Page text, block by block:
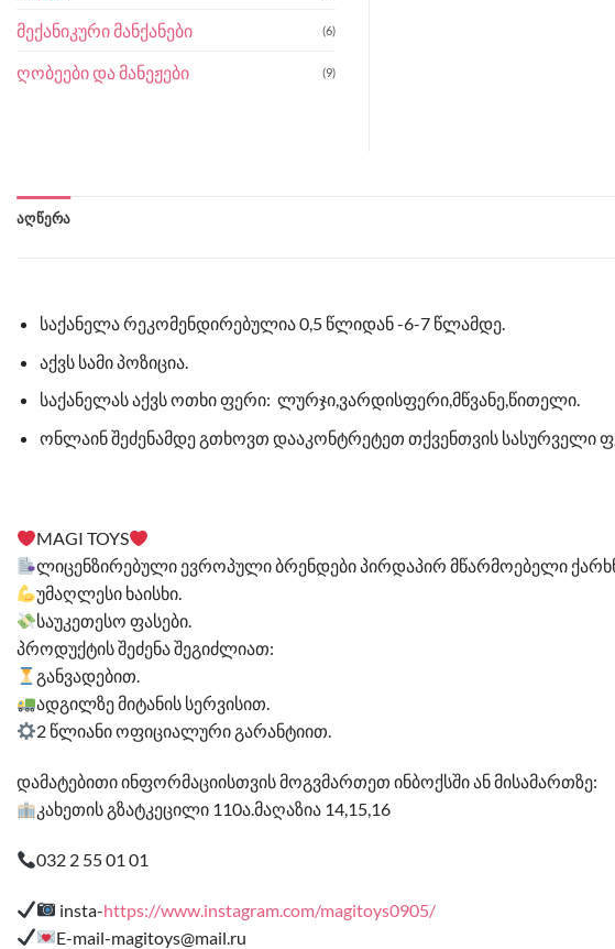
მექანიკური მანქანები (6)
ღობეები და მანეჟები (9)
ᲐᲦᲬᲔᲠᲐ
საქანელა რეკომენდირებულია 0,5 წლიდან -6-7 წლამდე.
აქვს სამი პოზიცია.
საქანელას აქვს ოთხი ფერი: ლურჯი,ვარდისფერი,მწვანე,წითელი.
ონლაინ შეძენამდე გთხოვთ დააკონტრეტეთ თქვენთვის სასურველი
MAGI TOYS
ლიცენზირებული ევროპული ბრენდები პირდაპირ მწარმოებელი
უმაღლესი ხაისხი.
საუკეთესო ფასები.
პროდუქტის შეძენა შეგიძლიათ:
განვადებით.
️ადგილზე მიტანის სერვისით.
2 წლიანი ოფიციალური გარანტიით.
დამატებითი ინფორმაციისთვის მოგვმართეთ ინბოქსში ან მისამართზე:
კახეთის გზატკეცილი 110ა.მაღაზია 14,15,16
032 2 55 01 01
insta-https://www.instagram.com/magitoys0905/
E-mail-magitoys@mail.ru